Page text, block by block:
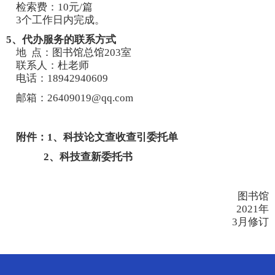
检索费：10元/篇
3个工作日内完成。
5、代办服务的联系方式
地 点：图书馆总馆203室
联系人：杜老师
电话： 18942940609
邮箱： 26409019@qq.com
附件： 1、科技论文查收查引委托单
2、科技查新委托书
图书馆
2021年
3月修订